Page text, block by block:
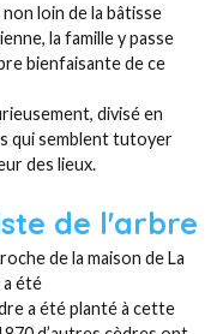
loin de la bâtisse
la famille y passe
bienfaisante de ce
divisé en
qui semblent tutoyer
des lieux.
de l'arbre
de la maison de La
a été
a été planté à cette